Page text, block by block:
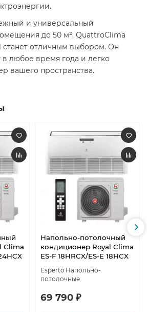
и универсальный
до 50 м², QuattroClima
станет отличным выбором. Он
любое время года и легко
вашего пространства.
Clima
Напольно-потолочный
кондиционер Royal Clima
ES-F 18HRCX/ES-E 18HCX
Esperto Напольно-
потолочные
69 790 ₽